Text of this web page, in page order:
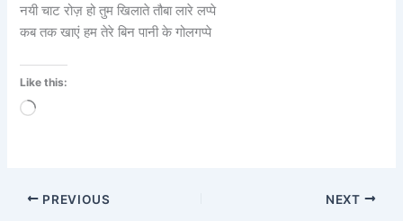
नयी चाट रोज़ हो तुम खिलाते तौबा लारे लप्पे
कब तक खाएं हम तेरे बिन पानी के गोलगप्पे
Like this:
Loading…
PREVIOUS NEXT